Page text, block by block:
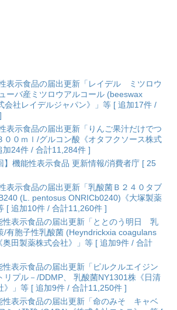
表示食品の届出更新「レイデル ミツロウ
ーバ産ミツロウアルコール (beeswax
会社レイデルジャパン》」等 [ 追加17件 /
表示食品の届出更新「りんご果汁だけでつ
００ｍｌ/グルコン酸《オタフクソース株式
加24件 / 合計11,284件 ]
】機能性表示食品 更新情報/消費者庁 [ 25
表示食品の届出更新「乳酸菌Ｂ２４０タブ
(L. pentosus ONRICb0240)《大塚製薬
[ 追加10件 / 合計11,260件 ]
性表示食品の届出更新「ととのう明日 乳
胞子性乳酸菌 (Heyndrickxia coagulans
奥田製薬株式会社》」等 [ 追加9件 / 合計
表示食品の届出更新「ピルクルエイジン
プル－/DDMP、 乳酸菌NY1301株《日清
》」等 [ 追加9件 / 合計11,250件 ]
性表示食品の届出更新「命のみそ キャベ